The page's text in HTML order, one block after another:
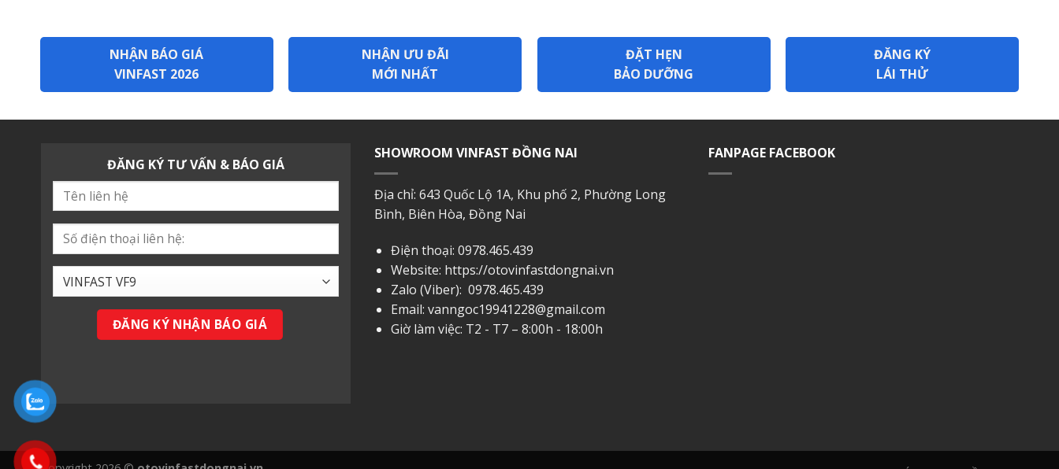
NHẬN BÁO GIÁ
VINFAST 2026
NHẬN ƯU ĐÃI
MỚI NHẤT
ĐẶT HẸN
BẢO DƯỠNG
ĐĂNG KÝ
LÁI THỬ
ĐĂNG KÝ TƯ VẤN & BÁO GIÁ
SHOWROOM VINFAST ĐỒNG NAI
Địa chỉ: 643 Quốc Lộ 1A, Khu phố 2, Phường Long
Bình, Biên Hòa, Đồng Nai
Điện thoại:0978.465.439
Website: https://otovinfastdongnai.vn
Zalo (Viber):0978.465.439
Email:vanngoc19941228@gmail.com
Giờ làm việc: T2 - T7 – 8:00h - 18:00h
FANPAGE FACEBOOK